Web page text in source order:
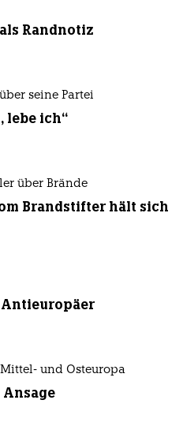
Randnotiz
seine Partei
lebe ich“
über Brände
Brandstifter hält sich
Antieuropäer
und Osteuropa